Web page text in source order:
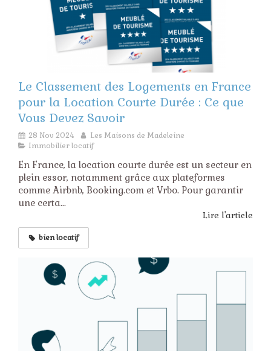
Le Classement des Logements en France
pour la Location Courte Durée : Ce que
Vous Devez Savoir
28 Nov 2024
Les Maisons de Madeleine
Immobilier locatif
En France, la location courte durée est un secteur en
plein essor, notamment grâce aux plateformes
comme Airbnb, Booking.com et Vrbo. Pour garantir
une certa...
Lire l'article
bien locatif